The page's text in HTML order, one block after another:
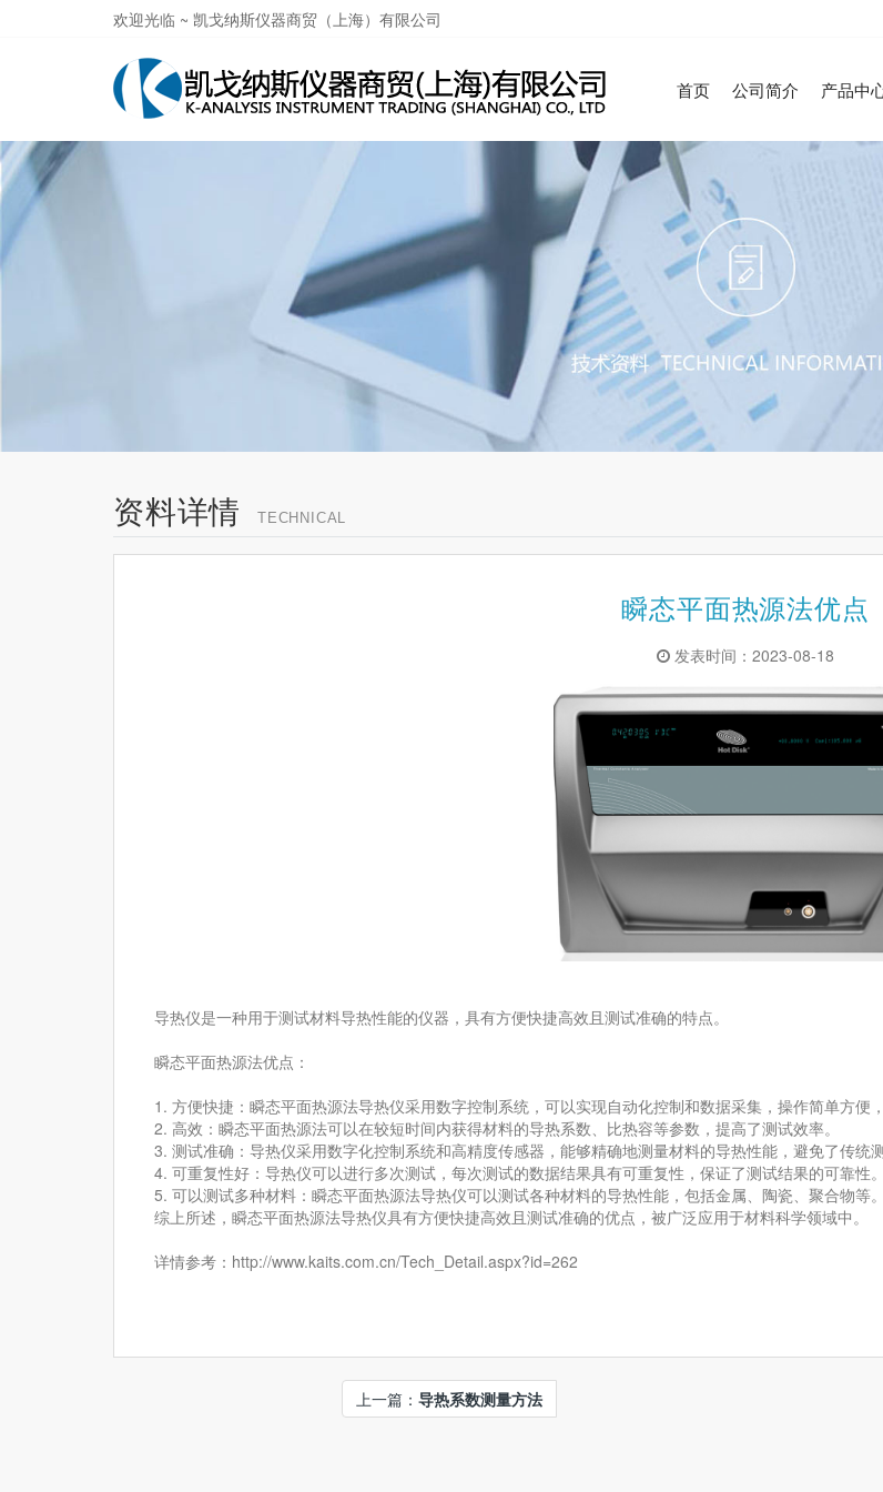
欢迎光临 ~ 凯戈纳斯仪器商贸（上海）有限公司
首页 公司简介 产品中
资料详情 TECHNICAL
瞬态平面热源法优点
发表时间：2023-08-18
导热仪是一种用于测试材料导热性能的仪器，具有方便快捷高效且测试准确的特点。
瞬态平面热源法优点：
1. 方便快捷：瞬态平面热源法导热仪采用数字控制系统，可以实现自动化控制和数据采集，操作简单方便
2. 高效：瞬态平面热源法可以在较短时间内获得材料的导热系数、比热容等参数，提高了测试效率。
3. 测试准确：导热仪采用数字化控制系统和高精度传感器，能够精确地测量材料的导热性能，避免了传统
4. 可重复性好：导热仪可以进行多次测试，每次测试的数据结果具有可重复性，保证了测试结果的可靠性。
5. 可以测试多种材料：瞬态平面热源法导热仪可以测试各种材料的导热性能，包括金属、陶瓷、聚合物等。
综上所述，瞬态平面热源法导热仪具有方便快捷高效且测试准确的优点，被广泛应用于材料科学领域中。
详情参考：http://www.kaits.com.cn/Tech_Detail.aspx?id=262
上一篇： 导热系数测量方法